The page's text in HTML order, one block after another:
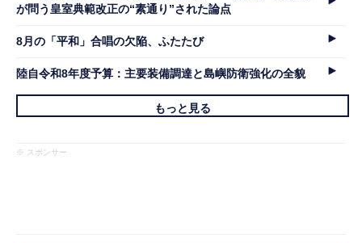
が問う皇室典範改正の“素通り”された論点
8月の「平和」合唱の欠陥、ふたたび
陸自令和8年度予算：主要装備調達と島嶼防衛強化の全貌
もっと見る
※ スポンサー